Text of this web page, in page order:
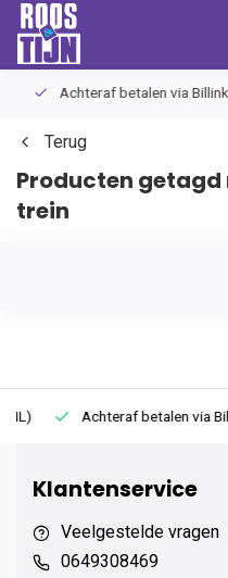
Achteraf betalen via Billink
Terug
Producten
trein
Achteraf betalen via Billink
Klantenservice
Veelgestelde vragen
0649308469